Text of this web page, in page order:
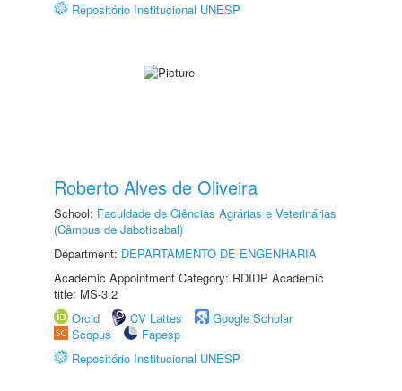
Repositório Institucional UNESP
Roberto Alves de Oliveira
School: Faculdade de Ciências Agrárias e Veterinárias
(Câmpus de Jaboticabal)
Department: DEPARTAMENTO DE ENGENHARIA
Academic Appointment Category: RDIDP Academic
title: MS-3.2
Orcid
CV Lattes
Google Scholar
Scopus
Fapesp
Repositório Institucional UNESP